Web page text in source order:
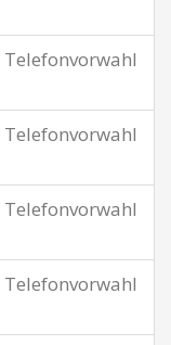
Telefonvorwahl
Telefonvorwahl
Telefonvorwahl
Telefonvorwahl